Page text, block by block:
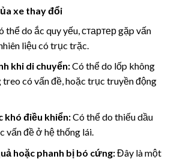
xe thay đổi
thể do ắc quy yếu, стартер gặp vấn
liệu có trục trặc.
khi di chuyển:Có thể do lốp không
treo có vấn đề, hoặc trục truyền động
khó điều khiển:Có thể do thiếu dầu
vấn đề ở hệ thống lái.
hoặc phanh bị bó cứng:Đây là một